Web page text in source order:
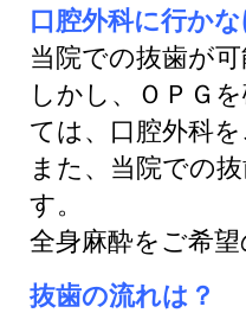
口腔外科に行か
当院での抜歯が
しかし、ＯＰＧ
ては、口腔外科
また、当院での
す。
全身麻酔をご希
抜歯の流れは？